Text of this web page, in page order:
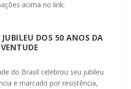
acima no link:
JUBILEU DOS 50 ANOS DA
do Brasil celebrou seu jubileu
e marcado por resistência,